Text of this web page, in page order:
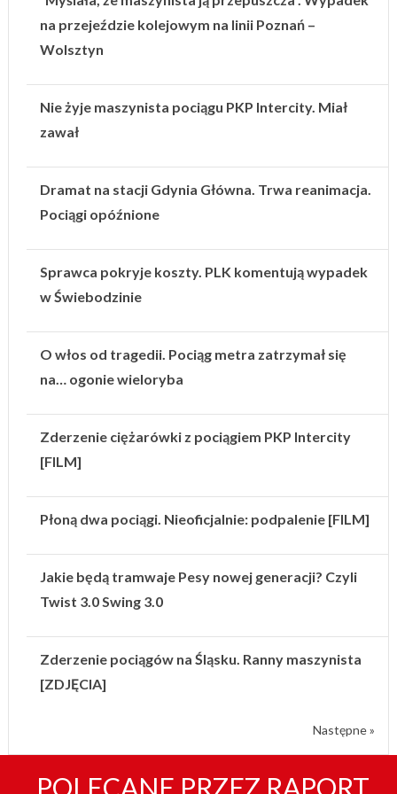
na przejeździe kolejowym na linii Poznań –
Wolsztyn
Nie żyje maszynista pociągu PKP Intercity. Miał
zawał
Dramat na stacji Gdynia Główna. Trwa reanimacja.
Pociągi opóźnione
Sprawca pokryje koszty. PLK komentują wypadek
w Świebodzinie
O włos od tragedii. Pociąg metra zatrzymał się
na… ogonie wieloryba
Zderzenie ciężarówki z pociągiem PKP Intercity
[FILM]
Płoną dwa pociągi. Nieoficjalnie: podpalenie [FILM]
Jakie będą tramwaje Pesy nowej generacji? Czyli
Twist 3.0 Swing 3.0
Zderzenie pociągów na Śląsku. Ranny maszynista
[ZDJĘCIA]
Następne »
POLECANE PRZEZ RAPORT